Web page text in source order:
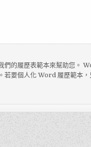
們的履歷表範本來幫助您。
若要個人化 Word 履歷範本